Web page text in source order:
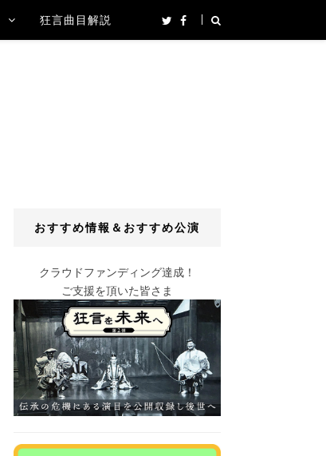
狂言曲目解説
おすすめ情報＆おすすめ公演
クラウドファンディング達成！
ご支援を頂いた皆さま